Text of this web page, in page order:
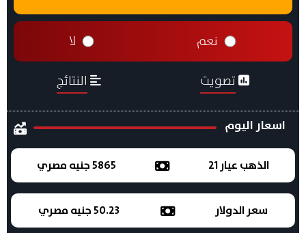
نعم لا
تصويت النتائج
اسعار اليوم
الذهب عيار 21 5865 جنيه مصري
سعر الدولار 50.23 جنيه مصري